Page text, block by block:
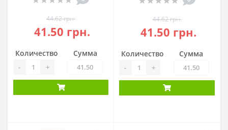
44.62 грн.
41.50 грн.
Количество
- +
Сумма
44.62 грн.
41.50 грн.
Количество
- +
Сумма